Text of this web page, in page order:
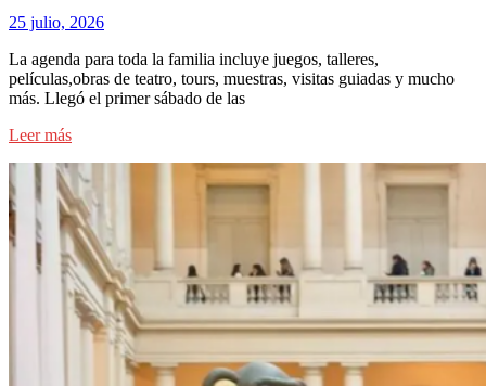
25 julio, 2026
La agenda para toda la familia incluye juegos, talleres,
películas,obras de teatro, tours, muestras, visitas guiadas y mucho
más. Llegó el primer sábado de las
Leer más